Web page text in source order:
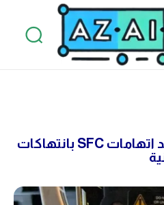
Bambu Lab تتراجع بعد اتهامات SFC بانتهاكات